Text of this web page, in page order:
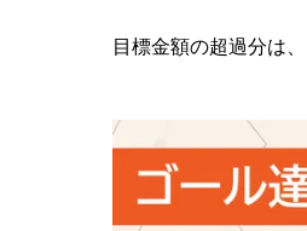
目標金額の超過分は